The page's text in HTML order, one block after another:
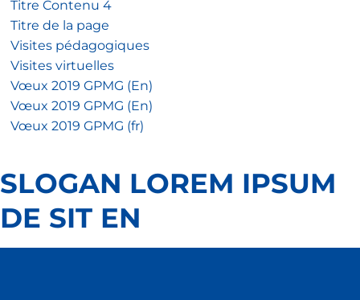
Titre Contenu 4
Titre de la page
Visites pédagogiques
Visites virtuelles
Vœux 2019 GPMG (En)
Vœux 2019 GPMG (En)
Vœux 2019 GPMG (fr)
SLOGAN LOREM IPSUM
DE SIT EN